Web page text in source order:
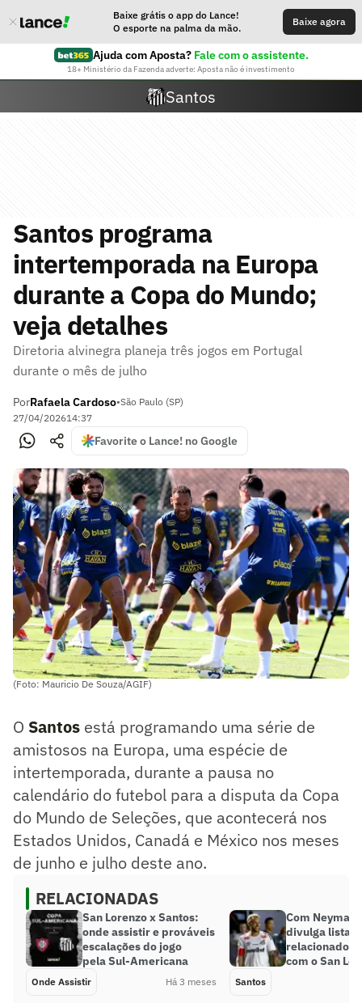
Baixe grátis o app do Lance!
O esporte na palma da mão.
Baixe agora
Ajuda com Aposta? Fale com o assistente.
18+ Ministério da Fazenda adverte: Aposta não é investimento
Santos
Santos programa
intertemporada na Europa
durante a Copa do Mundo;
veja detalhes
Diretoria alvinegra planeja três jogos em Portugal
durante o mês de julho
PorRafaela Cardoso•São Paulo (SP)
27/04/202614:37
Favorite o Lance! no Google
(Foto: Mauricio De Souza/AGIF)
O Santos está programando uma série de
amistosos na Europa, uma espécie de
intertemporada, durante a pausa no
calendário do futebol para a disputa da Copa
do Mundo de Seleções, que acontecerá nos
Estados Unidos, Canadá e México nos meses
de junho e julho deste ano.
RELACIONADAS
San Lorenzo x Santos:
onde assistir e prováveis
escalações do jogo
pela Sul-Americana
Onde Assistir Há 3 meses
Com Neymar,
divulga lista
relacionados
com o San
Santos